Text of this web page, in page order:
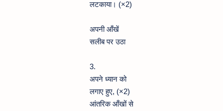
लटकाया। (×2)
अपनी आँखें
सलीब पर उठा
3.
अपने ध्यान को
लगाए हुए, (×2)
आंतरिक आँखों से